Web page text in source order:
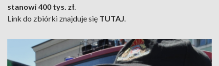
stanowi 400 tys. zł.
Link do zbiórki znajduje się TUTAJ.